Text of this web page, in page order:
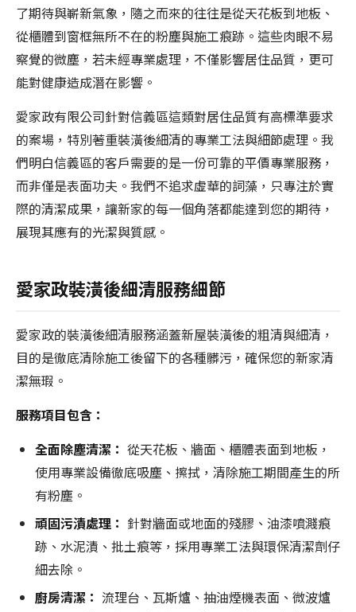
了期待與嶄新氣象，隨之而來的往往是從天花板到地板、
從櫃體到窗框無所不在的粉塵與施工痕跡。這些肉眼不易
察覺的微塵，若未經專業處理，不僅影響居住品質，更可
能對健康造成潛在影響。
愛家政有限公司針對信義區這類對居住品質有高標準要求
的案場，特別著重裝潢後細清的專業工法與細節處理。我
們明白信義區的客戶需要的是一份可靠的平價專業服務，
而非僅是表面功夫。我們不追求虛華的詞藻，只專注於實
際的清潔成果，讓新家的每一個角落都能達到您的期待，
展現其應有的光潔與質感。
愛家政裝潢後細清服務細節
愛家政的裝潢後細清服務涵蓋新屋裝潢後的粗清與細清，
目的是徹底清除施工後留下的各種髒污，確保您的新家清
潔無瑕。
服務項目包含：
全面除塵清潔： 從天花板、牆面、櫃體表面到地板，
使用專業設備徹底吸塵、擦拭，清除施工期間產生的所
有粉塵。
頑固污漬處理： 針對牆面或地面的殘膠、油漆噴濺痕
跡、水泥漬、批土痕等，採用專業工法與環保清潔劑仔
細去除。
廚房清潔： 流理台、瓦斯爐、抽油煙機表面、微波爐